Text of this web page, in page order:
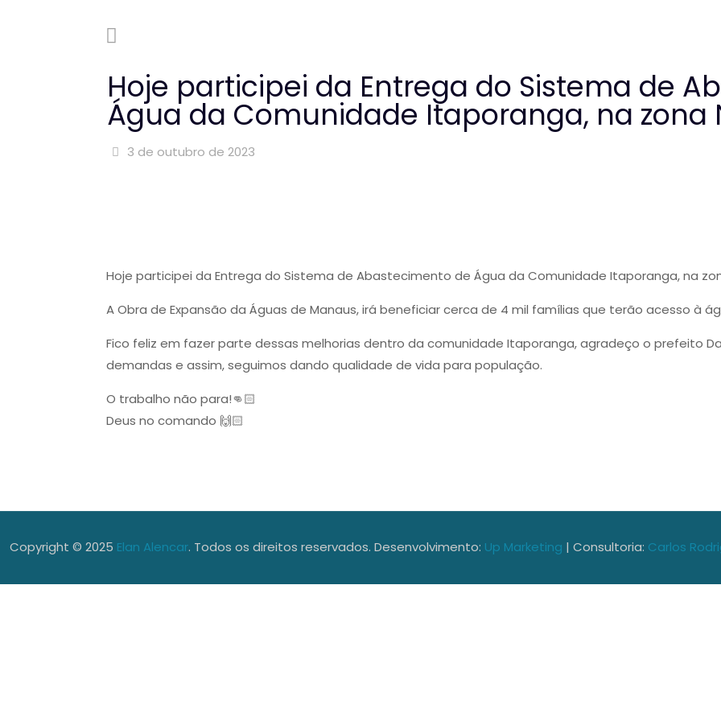
Hoje participei da Entrega do Sistema de
Água da Comunidade Itaporanga, na zona
3 de outubro de 2023
Hoje participei da Entrega do Sistema de Abastecimento de Água da Comunidade Itaporanga, na
A Obra de Expansão da Águas de Manaus, irá beneficiar cerca de 4 mil famílias que terão acesso à
Fico feliz em fazer parte dessas melhorias dentro da comunidade Itaporanga, agradeço o prefeito
demandas e assim, seguimos dando qualidade de vida para população.
O trabalho não para!👊🏻
Deus no comando 🙌🏻
Copyright © 2025 Elan Alencar. Todos os direitos reservados. Desenvolvimento: Up Marketing | Consultoria: Carlos